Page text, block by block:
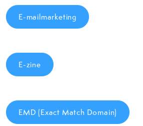
E-mailmarketing
E-zine
EMD (Exact Match Domain)